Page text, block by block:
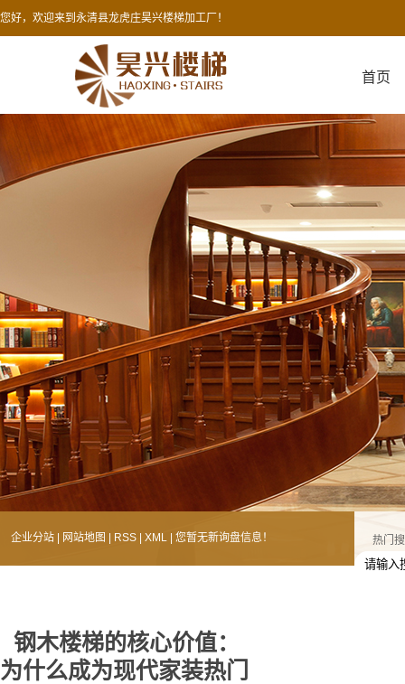
您好，欢迎来到永清县龙虎庄昊兴楼梯加工厂！
首页
企业分站 网站地图 RSS XML 您暂无新询盘信息！ 热门
钢木楼梯的核心价值：
为什么成为现代家装热门